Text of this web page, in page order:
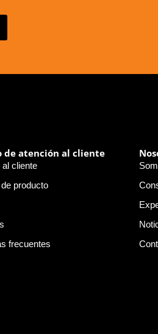
de atención al cliente
cliente
producto
frecuentes